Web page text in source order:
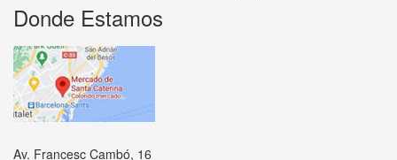
Donde Estamos
Av. Francesc Cambó, 16